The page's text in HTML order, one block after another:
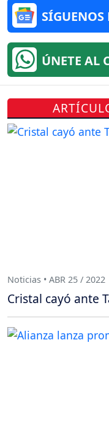
SÍGUENOS
ÚNETE AL
Noticias • ABR 25 / 2022
Cristal cayó ante